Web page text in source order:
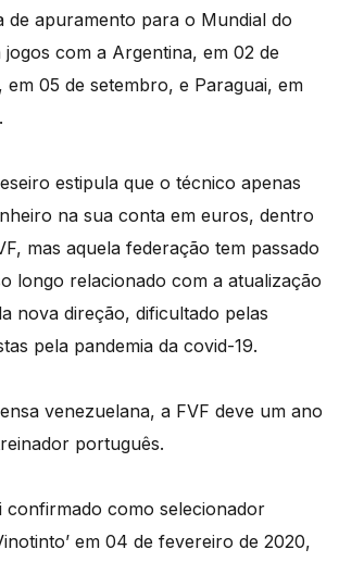
de apuramento para o Mundial do
com a Argentina, em 02 de
05 de setembro, e Paraguai, em
estipula que o técnico apenas
na sua conta em euros, dentro
mas aquela federação tem passado
longo relacionado com a atualização
nova direção, dificultado pelas
pela pandemia da covid-19.
venezuelana, a FVF deve um ano
português.
confirmado como selecionador
em 04 de fevereiro de 2020,